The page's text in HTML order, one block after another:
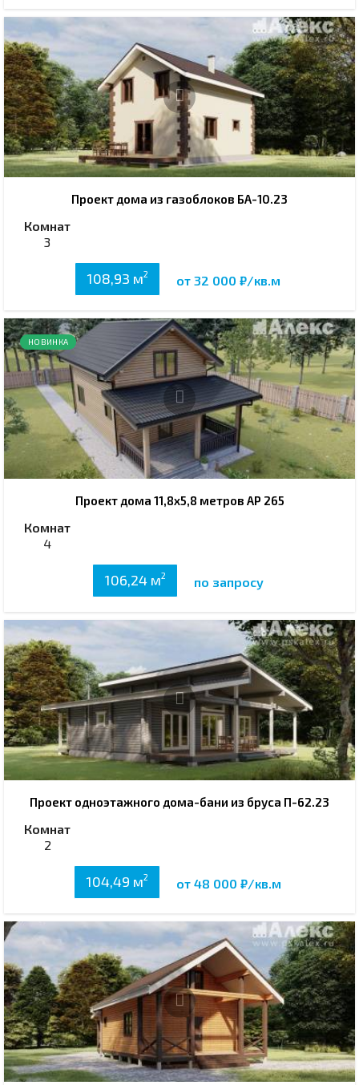
Проект дома из газоблоков БА-10.23
Комнат
3
108,93 м2 от 32 000 ₽/кв.м
НОВИНКА
Проект дома 11,8х5,8 метров АР 265
Комнат
4
106,24 м2 по запросу
Проект одноэтажного дома-бани из бруса П-62.23
Комнат
2
104,49 м2 от 48 000 ₽/кв.м